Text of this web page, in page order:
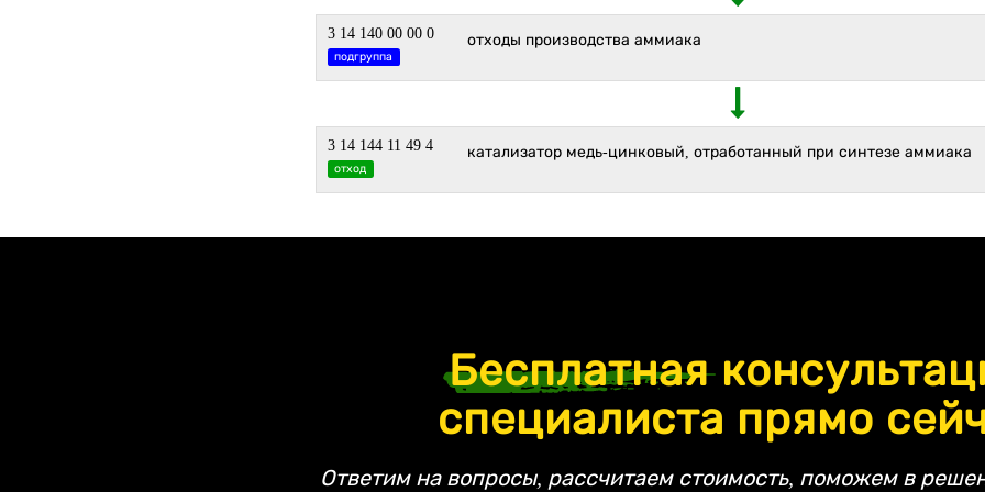
3 14 140 00 00 0
подгруппа
отходы производства аммиака
3 14 144 11 49 4
отход
катализатор медь-цинковый, отработанный при синтезе аммиака
Бесплатная
специалиста прямо
Ответим на вопросы, рассчитаем стоимость, поможем в